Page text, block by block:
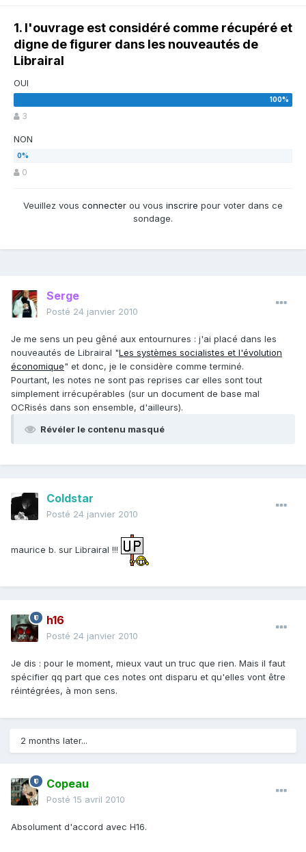
1. l'ouvrage est considéré comme récupéré et
digne de figurer dans les nouveautés de
Librairal
OUI
3
NON
0
Veuillez vous connecter ou vous inscrire pour voter dans ce
sondage.
Serge
Posté 24 janvier 2010
Je me sens un peu gêné aux entournures : j'ai placé dans les
nouveautés de Librairal "Les systèmes socialistes et l'évolution
économique" et donc, je le considère comme terminé.
Pourtant, les notes ne sont pas reprises car elles sont tout
simplement irrécupérables (sur un document de base mal
OCRisés dans son ensemble, d'ailleurs).
Révéler le contenu masqué
Coldstar
Posté 24 janvier 2010
maurice b. sur Librairal !!!
h16
Posté 24 janvier 2010
Je dis : pour le moment, mieux vaut un truc que rien. Mais il faut
spécifier qq part que ces notes ont disparu et qu'elles vont être
réintégrées, à mon sens.
2 months later...
Copeau
Posté 15 avril 2010
Absolument d'accord avec H16.